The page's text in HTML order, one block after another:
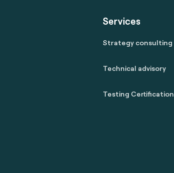
Services
Strategy consulting
Technical advisory
Testing Certification